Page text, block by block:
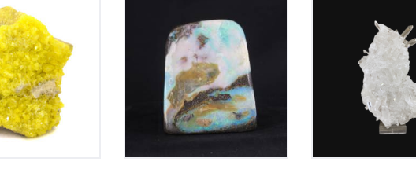
Soufre
160€
Opale Boulder Polie
480€
Cristal de
350€